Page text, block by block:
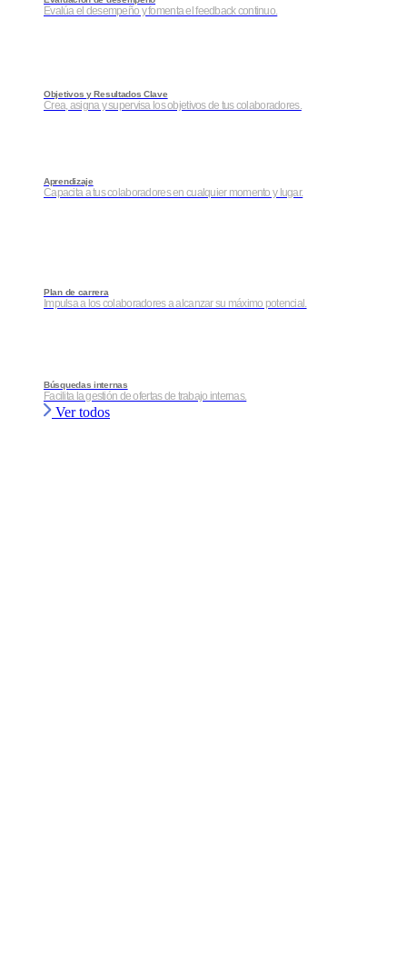
Evalúa el desempeño y fomenta el feedback continuo.
Objetivos y Resultados Clave
Crea, asigna y supervisa los objetivos de tus colaboradores.
Aprendizaje
Capacita a tus colaboradores en cualquier momento y lugar.
Plan de carrera
Impulsa a los colaboradores a alcanzar su máximo potencial.
Búsquedas internas
Facilita la gestión de ofertas de trabajo internas.
Ver todos